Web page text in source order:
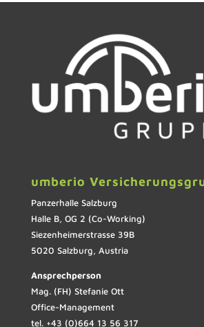
umberio
Panzerhalle Salzburg
Halle B, OG 2 (Co-Working)
Siezenheimerstrasse 39B
5020 Salzburg, Austria
Ansprechperson
Mag. (FH) Stefanie Ott
Office-Management
tel. +43 (0)664 13 56 317